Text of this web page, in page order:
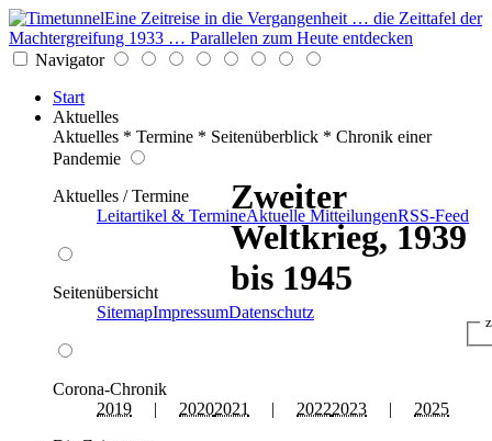
Eine Zeitreise in die Vergangenheit … die Zeittafel der
Machtergreifung 1933 … Parallelen zum Heute entdecken
Navigator
Start
Aktuelles
Aktuelles * Termine * Seitenüberblick * Chronik einer
Pandemie
Aktuelles / Termine
Leitartikel & TermineAktuelle MitteilungenRSS-Feed
Seitenübersicht
SitemapImpressumDatenschutz
Corona-Chronik
2019 | 20202021 | 20222023 | 2025
Zweiter
Weltkrieg, 1939
bis 1945